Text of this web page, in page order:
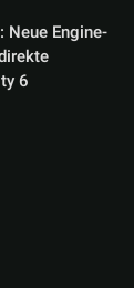
Neue Engine-
6